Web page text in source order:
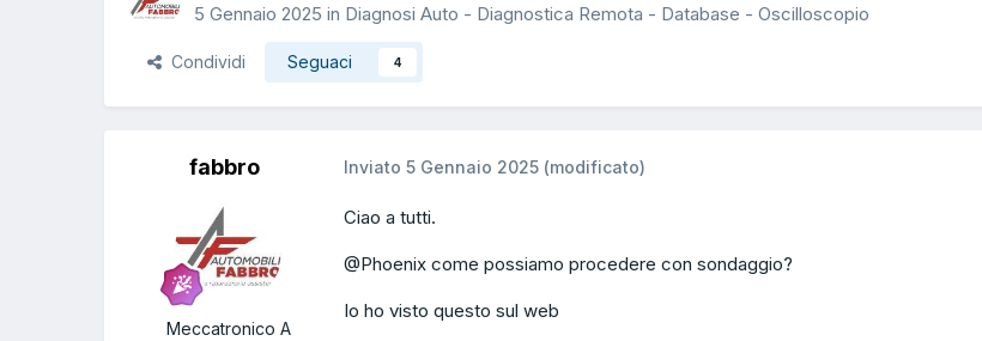
5 Gennaio 2025 in Diagnosi Auto - Diagnostica Remota - Database - Oscilloscopio
Condividi Seguaci 4
fabbro
Meccatronico A
Inviato 5 Gennaio 2025 (modificato)
Ciao a tutti.
@Phoenix come possiamo procedere con sondaggio?
Io ho visto questo sul web